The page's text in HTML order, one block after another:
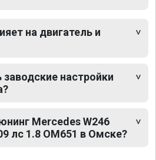
на двигатель и
настройки
Mercedes W246
лс 1.8 OM651 в Омске?